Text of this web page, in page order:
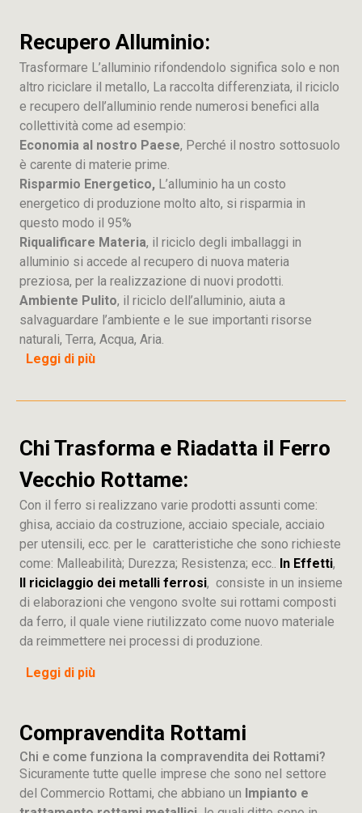
Recupero Alluminio:
Trasformare L’alluminio rifondendolo significa solo e non
altro riciclare il metallo, La raccolta differenziata, il riciclo
e recupero dell’alluminio rende numerosi benefici alla
collettività come ad esempio:
Economia al nostro Paese, Perché il nostro sottosuolo
è carente di materie prime.
Risparmio Energetico, L’alluminio ha un costo
energetico di produzione molto alto, si risparmia in
questo modo il 95%
Riqualificare Materia, il riciclo degli imballaggi in
alluminio si accede al recupero di nuova materia
preziosa, per la realizzazione di nuovi prodotti.
Ambiente Pulito, il riciclo dell’alluminio, aiuta a
salvaguardare l’ambiente e le sue importanti risorse
naturali, Terra, Acqua, Aria.
Leggi di più
Chi Trasforma e Riadatta il Ferro
Vecchio Rottame:
Con il ferro si realizzano varie prodotti assunti come:
ghisa, acciaio da costruzione, acciaio speciale, acciaio
per utensili, ecc. per le caratteristiche che sono richieste
come: Malleabilità; Durezza; Resistenza; ecc.. In Effetti,
Il riciclaggio dei metalli ferrosi, consiste in un insieme
di elaborazioni che vengono svolte sui rottami composti
da ferro, il quale viene riutilizzato come nuovo materiale
da reimmettere nei processi di produzione.
Leggi di più
Compravendita Rottami
Chi e come funziona la compravendita dei Rottami?
Sicuramente tutte quelle imprese che sono nel settore
del Commercio Rottami, che abbiano un Impianto e